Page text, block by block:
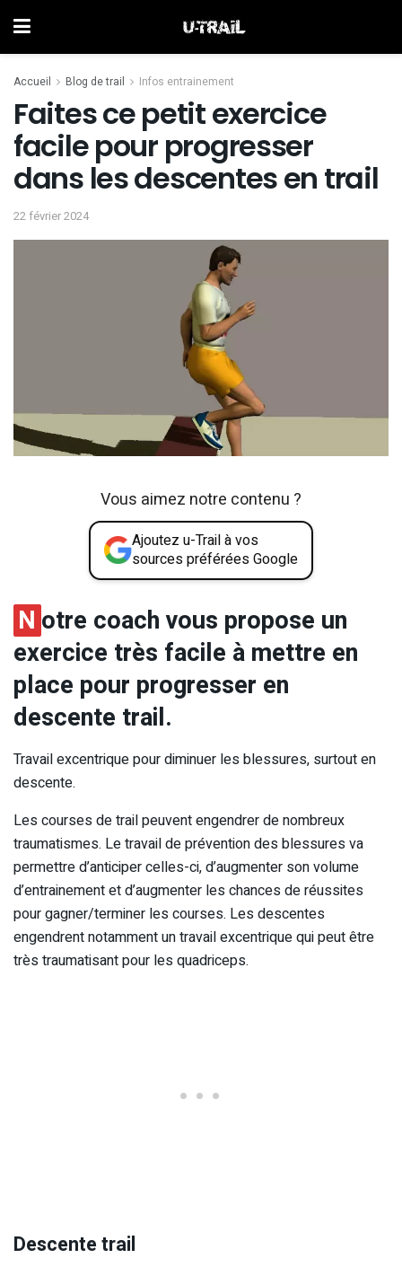
Accueil Blog de trail Infos entrainement
Faites ce petit exercice
facile pour progresser
dans les descentes en trail
22 février 2024
Vous aimez notre contenu ?
Ajoutez u-Trail à vos
sources préférées Google
N otre coach vous propose un
exercice très facile à mettre en
place pour progresser en
descente trail.
Travail excentrique pour diminuer les blessures, surtout en
descente.
Les courses de trail peuvent engendrer de nombreux
traumatismes. Le travail de prévention des blessures va
permettre d’anticiper celles-ci, d’augmenter son volume
d’entrainement et d’augmenter les chances de réussites
pour gagner/terminer les courses. Les descentes
engendrent notamment un travail excentrique qui peut être
très traumatisant pour les quadriceps.
Descente trail